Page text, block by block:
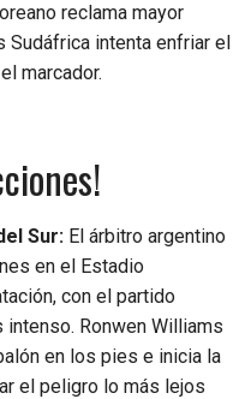
reclama mayor
intenta enfriar el
marcador.
Sur: El árbitro argentino
en el Estadio
con el partido
intenso. Ronwen Williams
en los pies e inicia la
el peligro lo más lejos